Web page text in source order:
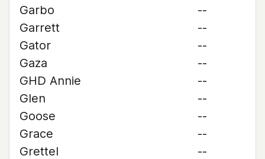
Garbo
--
Garrett
--
Gator
--
Gaza
--
GHD Annie
--
Glen
--
Goose
--
Grace
--
Grettel
--